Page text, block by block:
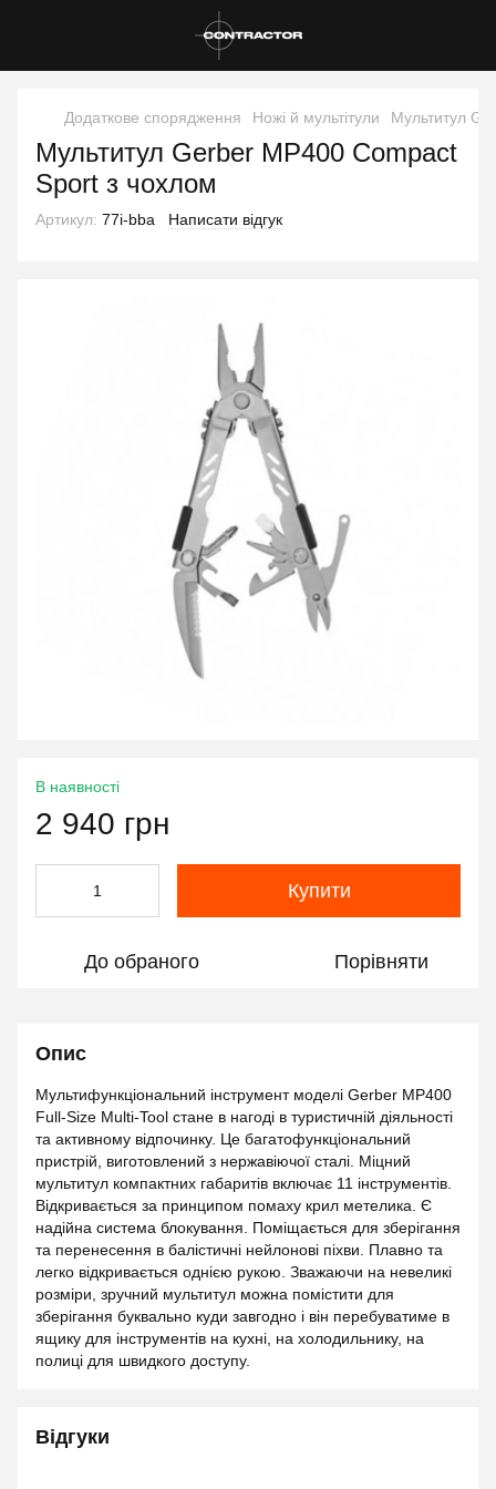
Додаткове спорядження Ножі й мультітули Мультитул
Мультитул Gerber MP400 Compact
Sport з чохлом
Артикул: 77i-bba Написати відгук
В наявності
2 940 грн
Купити
До обраного Порівняти
Опис
Мультифункціональний інструмент моделі Gerber MP400
Full-Size Multi-Tool стане в нагоді в туристичній діяльності
та активному відпочинку. Це багатофункціональний
пристрій, виготовлений з нержавіючої сталі. Міцний
мультитул компактних габаритів включає 11 інструментів.
Відкривається за принципом помаху крил метелика. Є
надійна система блокування. Поміщається для зберігання
та перенесення в балістичні нейлонові піхви. Плавно та
легко відкривається однією рукою. Зважаючи на невеликі
розміри, зручний мультитул можна помістити для
зберігання буквально куди завгодно і він перебуватиме в
ящику для інструментів на кухні, на холодильнику, на
полиці для швидкого доступу.
Відгуки